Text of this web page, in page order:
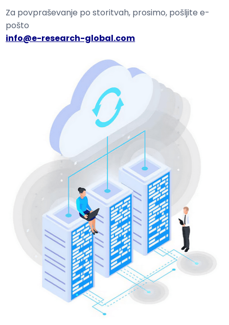
Za povpraševanje po storitvah, prosimo, pošljite e-
pošto
info@e-research-global.com